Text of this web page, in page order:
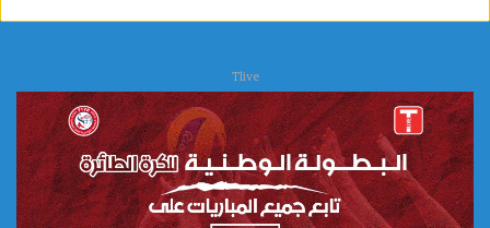
Tlive